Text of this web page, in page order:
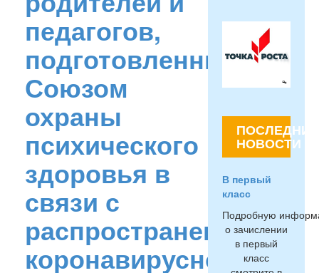
педагогов,
подготовленные
Союзом
охраны
психического
здоровья в
связи с
распространением
коронавирусной
ПОСЛЕДНИЕ
НОВОСТИ
В первый
класс
Подробную
о зачислении
в первый
класс